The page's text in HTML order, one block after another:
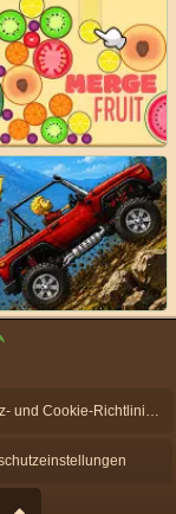
Datenschutz- und Cookie-Richtlinien